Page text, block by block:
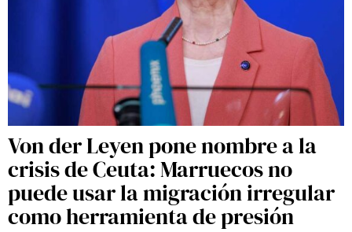
Von der Leyen pone nombre a la
crisis de Ceuta: Marruecos no
puede usar la migración irregular
como herramienta de presión